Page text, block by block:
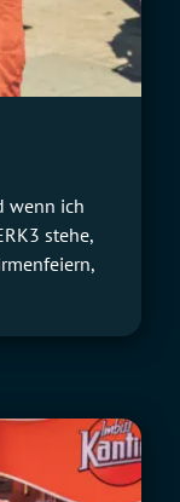
wenn ich
stehe,